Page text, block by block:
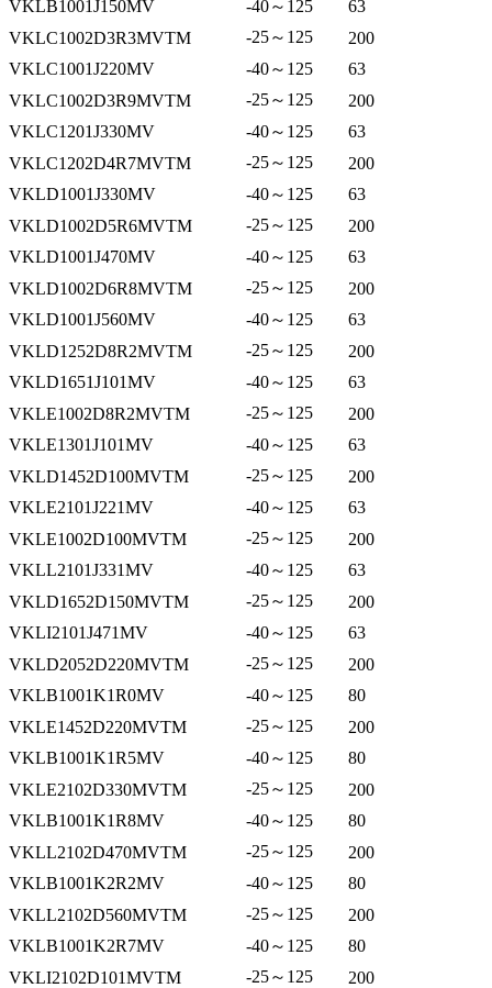
VKLB1001J150MV
-40～125
63
VKLC1002D3R3MVTM
-25～125
200
VKLC1001J220MV
-40～125
63
VKLC1002D3R9MVTM
-25～125
200
VKLC1201J330MV
-40～125
63
VKLC1202D4R7MVTM
-25～125
200
VKLD1001J330MV
-40～125
63
VKLD1002D5R6MVTM
-25～125
200
VKLD1001J470MV
-40～125
63
VKLD1002D6R8MVTM
-25～125
200
VKLD1001J560MV
-40～125
63
VKLD1252D8R2MVTM
-25～125
200
VKLD1651J101MV
-40～125
63
VKLE1002D8R2MVTM
-25～125
200
VKLE1301J101MV
-40～125
63
VKLD1452D100MVTM
-25～125
200
VKLE2101J221MV
-40～125
63
VKLE1002D100MVTM
-25～125
200
VKLL2101J331MV
-40～125
63
VKLD1652D150MVTM
-25～125
200
VKLI2101J471MV
-40～125
63
VKLD2052D220MVTM
-25～125
200
VKLB1001K1R0MV
-40～125
80
VKLE1452D220MVTM
-25～125
200
VKLB1001K1R5MV
-40～125
80
VKLE2102D330MVTM
-25～125
200
VKLB1001K1R8MV
-40～125
80
VKLL2102D470MVTM
-25～125
200
VKLB1001K2R2MV
-40～125
80
VKLL2102D560MVTM
-25～125
200
VKLB1001K2R7MV
-40～125
80
VKLI2102D101MVTM
-25～125 200